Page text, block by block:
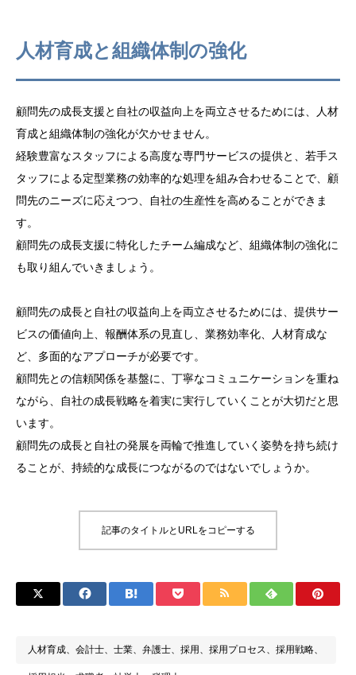
人材育成と組織体制の強化
顧問先の成長支援と自社の収益向上を両立させるためには、人材
育成と組織体制の強化が欠かせません。
経験豊富なスタッフによる高度な専門サービスの提供と、若手ス
タッフによる定型業務の効率的な処理を組み合わせることで、顧
問先のニーズに応えつつ、自社の生産性を高めることができま
す。
顧問先の成長支援に特化したチーム編成など、組織体制の強化に
も取り組んでいきましょう。
顧問先の成長と自社の収益向上を両立させるためには、提供サー
ビスの価値向上、報酬体系の見直し、業務効率化、人材育成な
ど、多面的なアプローチが必要です。
顧問先との信頼関係を基盤に、丁寧なコミュニケーションを重ね
ながら、自社の成長戦略を着実に実行していくことが大切だと思
います。
顧問先の成長と自社の発展を両輪で推進していく姿勢を持ち続け
ることが、持続的な成長につながるのではないでしょうか。
記事のタイトルとURLをコピーする
人材育成、会計士、士業、弁護士、採用、採用プロセス、採用戦略、
業務効率化とリソース配分の最適化
人材育成と組織体制の強化